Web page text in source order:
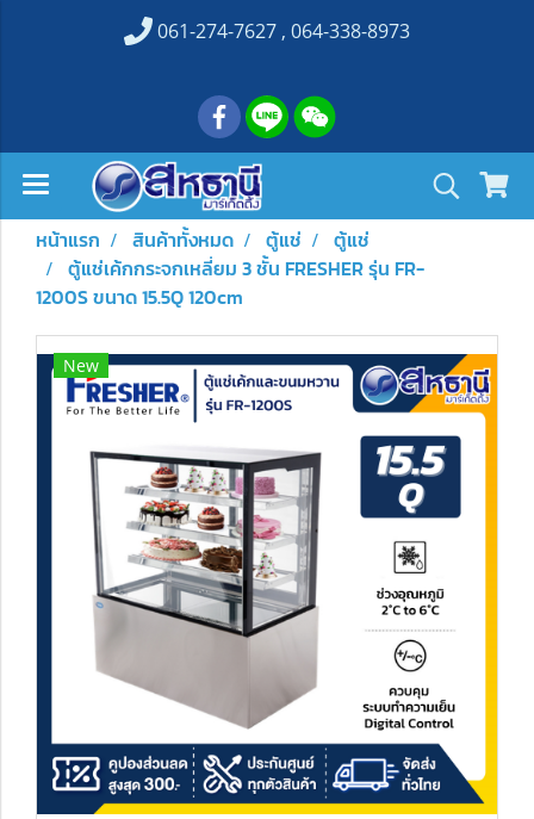
061-274-7627 , 064-338-8973
หน้าแรก สินค้าทั้งหมด ตู้แช่
ตู้แช่
ตู้แช่เค้กกระจกเหลี่ยม 3 ชั้น FRESHER รุ่น FR-
1200S ขนาด 15.5Q 120cm
New